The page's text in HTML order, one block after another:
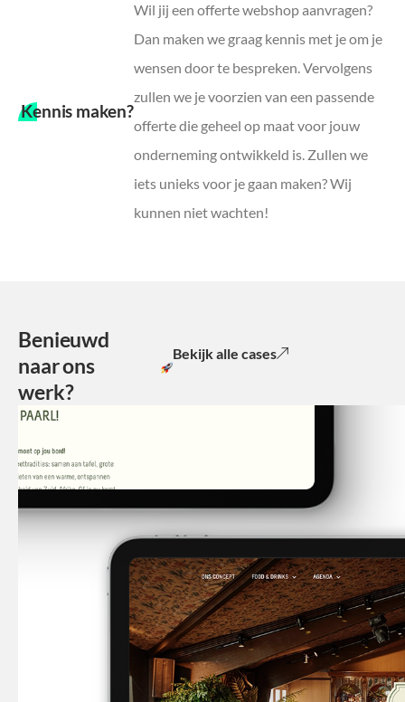
Kennis maken?
Wil jij een offerte webshop aanvragen?
Dan maken we graag kennis met je om je
wensen door te bespreken. Vervolgens
zullen we je voorzien van een passende
offerte die geheel op maat voor jouw
onderneming ontwikkeld is. Zullen we
iets unieks voor je gaan maken? Wij
kunnen niet wachten!
Benieuwd
naar ons
werk?
Bekijk alle cases